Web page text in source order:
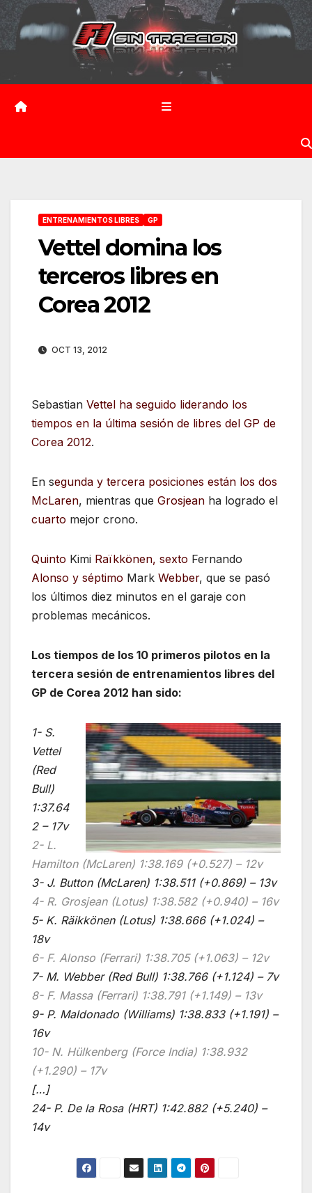
Saltar
contenido
ENTRENAMIENTOS LIBRES GP
Vettel domina los
terceros libres en
Corea 2012
OCT 13, 2012
Sebastian Vettel ha seguido liderando los
tiempos en la última sesión de libres del GP de
Corea 2012.
En segunda y tercera posiciones están los dos
McLaren, mientras que Grosjean ha logrado el
cuarto mejor crono.
Quinto Kimi Raïkkönen, sexto Fernando
Alonso y séptimo Mark Webber, que se pasó
los últimos diez minutos en el garaje con
problemas mecánicos.
Los tiempos de los 10 primeros pilotos en la
tercera sesión de entrenamientos libres del
GP de Corea 2012 han sido:
1- S.
Vettel
(Red
Bull)
1:37.64
2 – 17v
2- L.
Hamilton (McLaren) 1:38.169 (+0.527) – 12v
3- J. Button (McLaren) 1:38.511 (+0.869) – 13v
4- R. Grosjean (Lotus) 1:38.582 (+0.940) – 16v
5- K. Räikkönen (Lotus) 1:38.666 (+1.024) –
18v
6- F. Alonso (Ferrari) 1:38.705 (+1.063) – 12v
7- M. Webber (Red Bull) 1:38.766 (+1.124) – 7v
8- F. Massa (Ferrari) 1:38.791 (+1.149) – 13v
9- P. Maldonado (Williams) 1:38.833 (+1.191) –
16v
10- N. Hülkenberg (Force India) 1:38.932
(+1.290) – 17v
[…]
24- P. De la Rosa (HRT) 1:42.882 (+5.240) –
14v